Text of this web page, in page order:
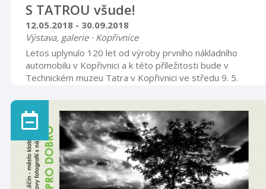
S TATROU všude!
12.05.2018 - 30.09.2018
Výstava, galerie · Kopřivnice
Letos uplynulo 120 let od výroby prvního nákladního
automobilu v Kopřivnici a k této příležitosti bude v
Technickém muzeu Tatra v Kopřivnici ve středu 9. 5.
všude! Prostřednictvím prospektů nákladních vozidel,
má výstava za cíl vizuální formou prezentovat bohatou
výrobní produkci automobilky, která se nesmazatelně
zapsala do dějin techniky 20. století. Vedle technických
dat a popisů nákladních automobilů, jsou prospekty
pestrou prezentací ...